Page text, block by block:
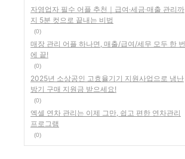
자영업자 필수 어플 추천｜급여·세금·매출 관리까
지 5분 컷으로 끝내는 비법
(0)
매장 관리 어플 하나면, 매출/급여/세무 모두 한 번
에 끝!
(0)
2025년 소상공인 고효율기기 지원사업으로 냉난
방기 구매 지원금 받으세요!
(0)
엑셀 연차 관리는 이제 그만, 쉽고 편한 연차관리
프로그램
(0)